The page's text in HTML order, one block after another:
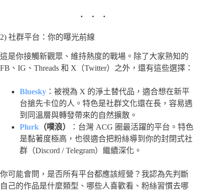
2) 社群平台：你的曝光前線
這是你接觸新觀眾、維持熱度的戰場。除了大家熟知的
FB、IG、Threads 和 X（Twitter）之外，還有這些選擇：
Bluesky ：被視為 X 的淨土替代品，適合想在新平
台搶先卡位的人。特色是社群文化還在長，容易遇
到同溫層與轉發帶來的自然擴散。
Plurk （噗浪）
：台灣 ACG 圈最活躍的平台。特色
是黏著度極高，也很適合把粉絲導到你的封閉式社
群（Discord / Telegram）繼續深化。
你可能會問，是否所有平台都應該經營？我認為先判斷
自己的作品是什麼類型、哪些人喜歡看、粉絲習慣去哪